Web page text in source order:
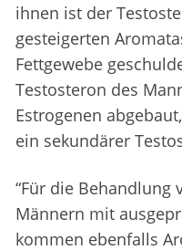
ihnen ist der
gesteigerten
Fettgewebe
Testosteron des
Estrogenen
ein sekundärer
“Für die Behandlung
Männern mit
kommen ebenfalls